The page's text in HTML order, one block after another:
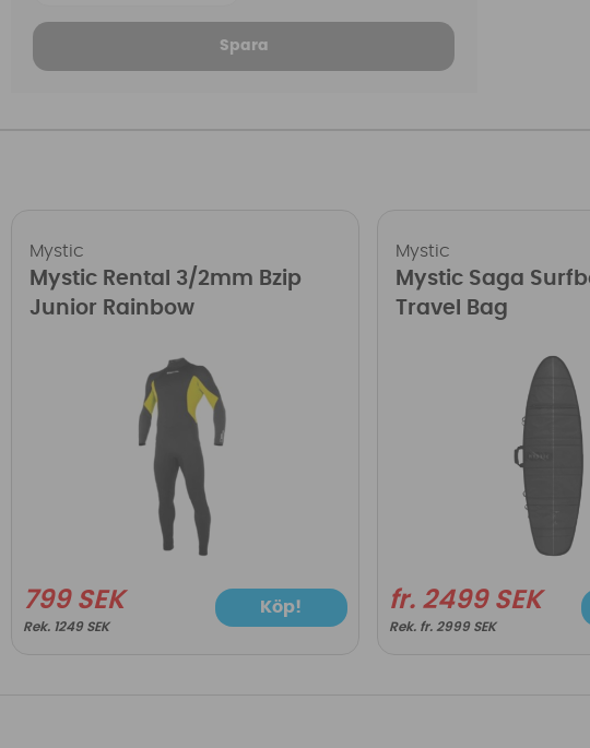
Spara
Mystic
Mystic Rental 3/2mm Bzip
Junior Rainbow
799 SEK
1249 SEK
Köp!
Mystic
Mystic Saga
Travel Bag
fr. 2499 SEK
fr. 2999 SEK